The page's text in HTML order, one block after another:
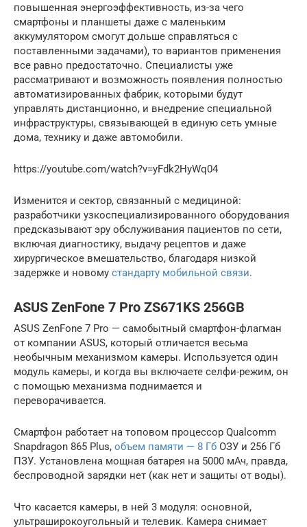
повышенная энергоэффективность, из-за чего
смартфоны и планшеты даже с маленьким
аккумулятором смогут дольше справляться с
поставленными задачами), то вариантов применения
все равно предостаточно. Специалисты уже
рассматривают и возможность появления полностью
автоматизированных фабрик, которыми будут
управлять дистанционно, и внедрение специальной
инфраструктуры, связывающей в единую сеть умные
дома, технику и даже автомобили.
https://youtube.com/watch?v=yFdk2HyWq04
Изменится и сектор, связанный с медициной:
разработчики узкоспециализированного оборудования
предсказывают эру обслуживания пациентов по сети,
включая диагностику, выдачу рецептов и даже
хирургическое вмешательство, благодаря низкой
задержке и новому стандарту мобильной связи.
ASUS ZenFone 7 Pro ZS671KS 256GB
ASUS ZenFone 7 Pro — самобытный смартфон-флагман
от компании ASUS, который отличается весьма
необычным механизмом камеры. Используется один
модуль камеры, и когда вы включаете селфи-режим, он
с помощью механизма поднимается и
переворачивается.
Смартфон работает на топовом процессор Qualcomm
Snapdragon 865 Plus, объем памяти — 8 Гб ОЗУ и 256 Гб
ПЗУ. Установлена мощная батарея на 5000 мАч, правда,
беспроводной зарядки нет (как нет и защиты от воды).
Что касается камеры, в ней 3 модуля: основной,
ультраширокоугольный и телевик. Камера снимает